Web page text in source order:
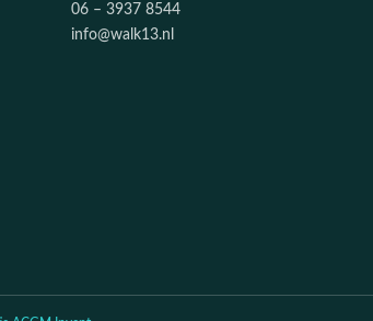
06 – 3937 8544
info@walk13.nl